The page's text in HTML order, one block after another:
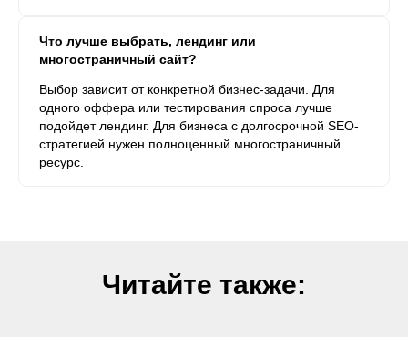
Что лучше выбрать, лендинг или
многостраничный сайт?
Выбор зависит от конкретной бизнес-задачи. Для
одного оффера или тестирования спроса лучше
подойдет лендинг. Для бизнеса с долгосрочной SEO-
стратегией нужен полноценный многостраничный
ресурс.
Читайте также: